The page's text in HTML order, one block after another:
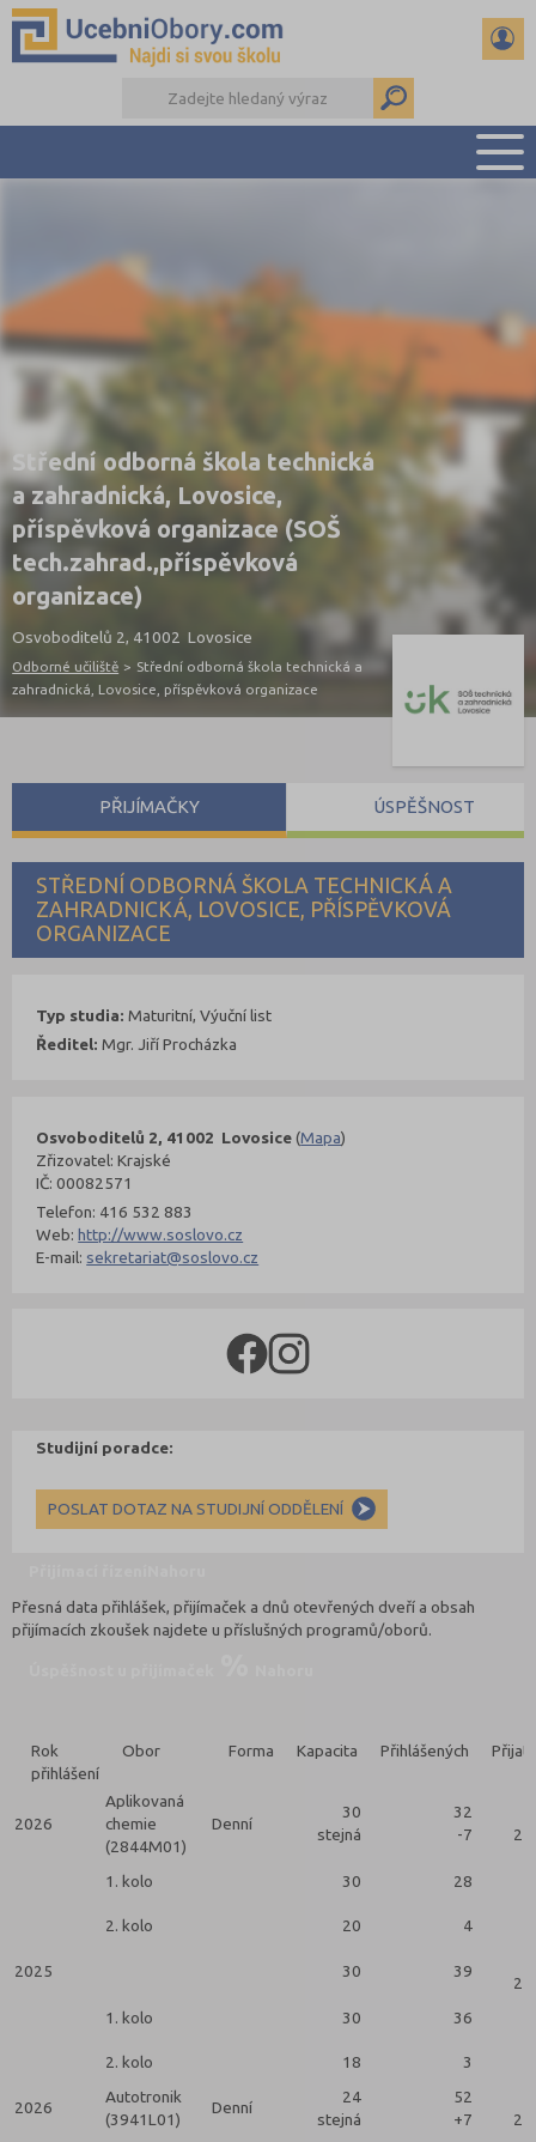
DŮLEŽITÉ TERMÍNY
REFERÁTY
DALŠÍ DRUHY ŠKOL
Střední odborná škola technická
a zahradnická, Lovosice,
příspěvková organizace (SOŠ
tech.zahrad.,příspěvková
organizace)
Osvoboditelů 2, 41002 Lovosice
Odborné učiliště > Střední odborná škola technická a
zahradnická, Lovosice, příspěvková organizace
STŘEDNÍ ODBORNÁ ŠKOLA TECHNICKÁ A
ZAHRADNICKÁ, LOVOSICE, PŘÍSPĚVKOVÁ
ORGANIZACE
Osvoboditelů 2, 41002 Lovosice(Mapa)
Zřizovatel: Krajské
IČ: 00082571
Telefon: 416 532 883
Web:http://www.soslovo.cz
E-mail: sekretariat@soslovo.cz
Typ studia: Maturitní, Výuční list
Ředitel: Mgr. Jiří Procházka
Studijní poradce:
POSLAT DOTAZ NA STUDIJNÍ ODDĚLENÍ
PŘIJÍMAČKY ÚSPĚŠNOST
Přesná data přihlášek, přijímaček a dnů otevřených dveří a obsah
přijímacích zkoušek najdete u příslušných programů/oborů.
Rok
přihlášení
Obor Forma Kapacita Přihlášených
2026
Aplikovaná
chemie
(2844M01)
Denní
30
stejná
32
-7
2
1. kolo 30 28
2. kolo 20 4
2025 30 39
2
1. kolo
30 36
2. kolo 18 3
2026
Autotronik
(3941L01)
Denní
24
stejná
52
+7
2